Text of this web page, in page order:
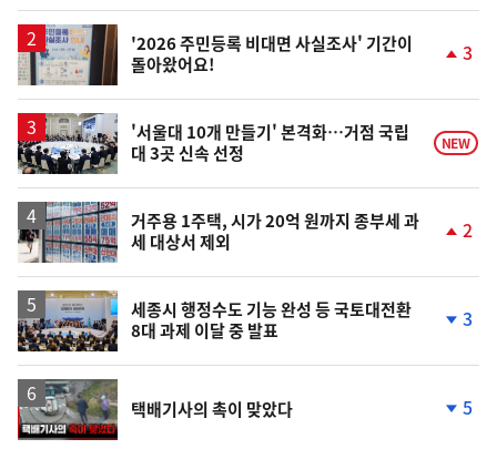
상
'2026 주민등록 비대면 사실조사' 기간이
돌아왔어요!
상
승
3
'서울대 10개 만들기' 본격화…거점 국립
대 3곳 신속 선정
NEW
거주용 1주택, 시가 20억 원까지 종부세 과
세 대상서 제외
상
2
세종시 행정수도 기능 완성 등 국토대전환
8대 과제 이달 중 발표
하
3
영
상
택배기사의 촉이 맞았다 5